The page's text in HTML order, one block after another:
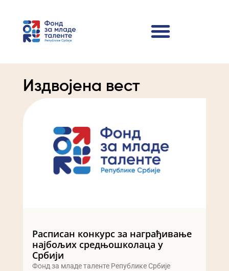
Издвојена вест
Расписан конкурс за награђивање
најбољих средњошколаца у
Србији
Фонд за младе таленте Републике Србије